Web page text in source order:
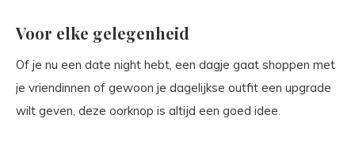
Voor elke gelegenheid
Of je nu een date night hebt, een dagje gaat shoppen met
je vriendinnen of gewoon je dagelijkse outfit een upgrade
wilt geven, deze oorknop is altijd een goed idee.